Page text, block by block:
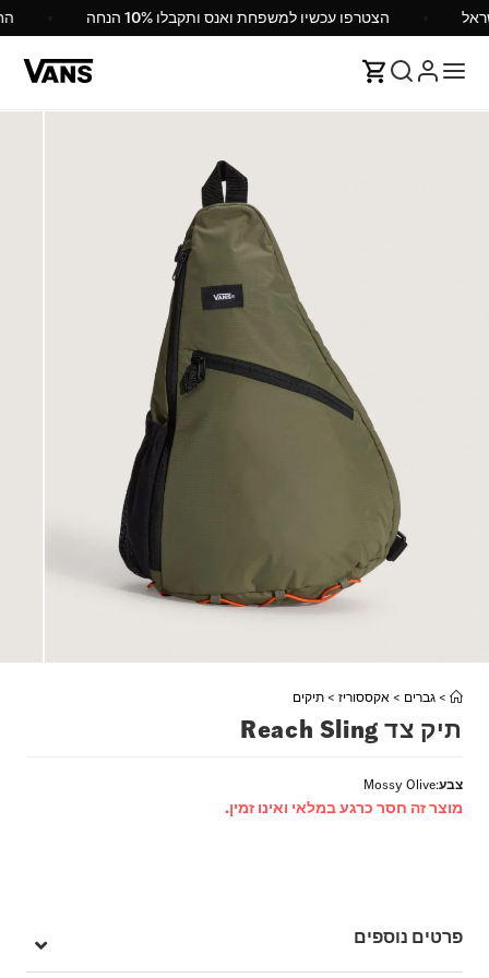
הצטרפו עכשיו למשפחת ואנס ותקבלו 10% הנחה
> גברים > אקססוריז > תיקים
תיק צד Reach Sling
צבע:
Mossy Olive
מוצר זה חסר כרגע במלאי ואינו זמין.
פרטים נוספים